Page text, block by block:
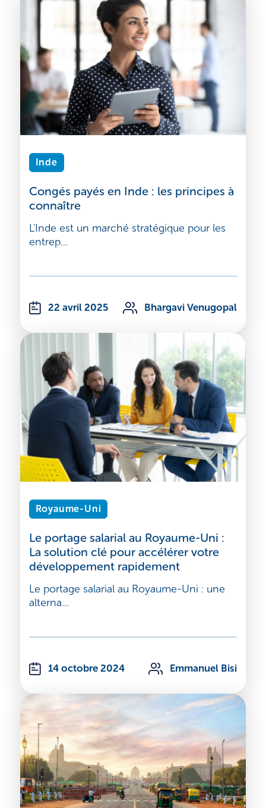
Inde
Congés payés en Inde : les principes à
connaître
L'Inde est un marché stratégique pour les
entrep...
22 avril 2025 Bhargavi Venugopal
Royaume-Uni
Le portage salarial au Royaume-Uni :
La solution clé pour accélérer votre
développement rapidement
Le portage salarial au Royaume-Uni : une
alterna...
14 octobre 2024 Emmanuel Bisi